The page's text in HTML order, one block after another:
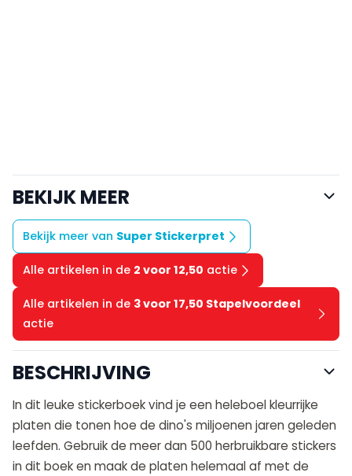
BEKIJK MEER
Bekijk meer van Super Stickerpret
Alle artikelen in de 2 voor 12,50 actie
Alle artikelen in de 3 voor 17,50 Stapelvoordeel
actie
BESCHRIJVING
In dit leuke stickerboek vind je een heleboel kleurrijke
platen die tonen hoe de dino's miljoenen jaren geleden
leefden. Gebruik de meer dan 500 herbruikbare stickers
in dit boek en maak de platen helemaal af met de